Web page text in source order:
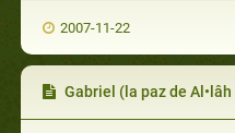
2007-11-22
Gabriel (la paz de